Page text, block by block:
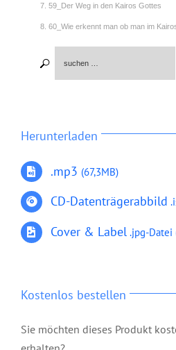
7. 59_Der Weg in den Kairos Gottes
8. 60_Wie erkennt man ob man im
9. 61_Schlussbemerkungen
Herunterladen
.mp3 (67,3MB)
CD-Datenträgerabbild
Cover & Label .jpg-Datei
Kostenlos bestellen
Sie möchten dieses Produkt